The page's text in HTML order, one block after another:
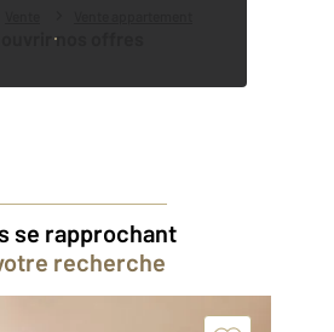
nos offres
se rapprochant
recherche